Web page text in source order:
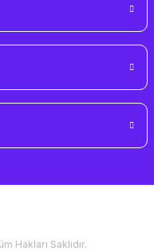
Hakları Saklıdır.